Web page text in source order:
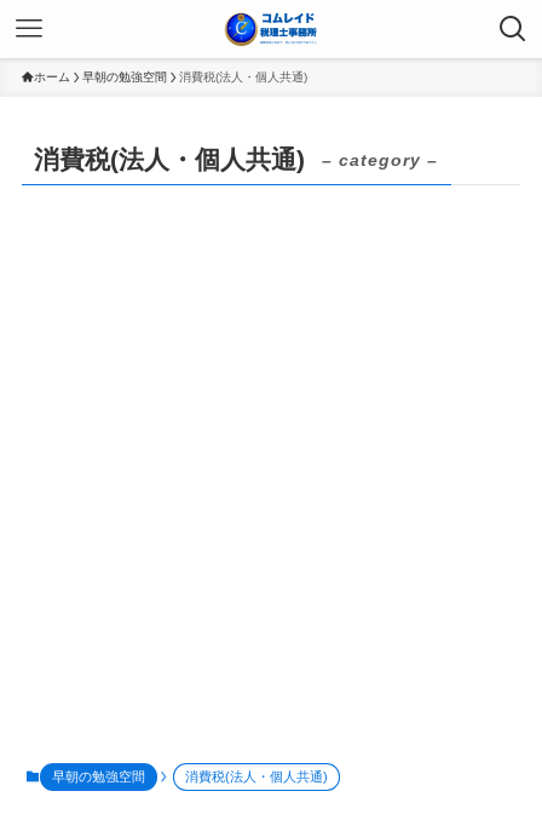
ホーム 早朝の勉強空間 消費税(法人・個人共通)
消費税(法人・個人共通) – category –
早朝の勉強空間 消費税(法人・個人共通)